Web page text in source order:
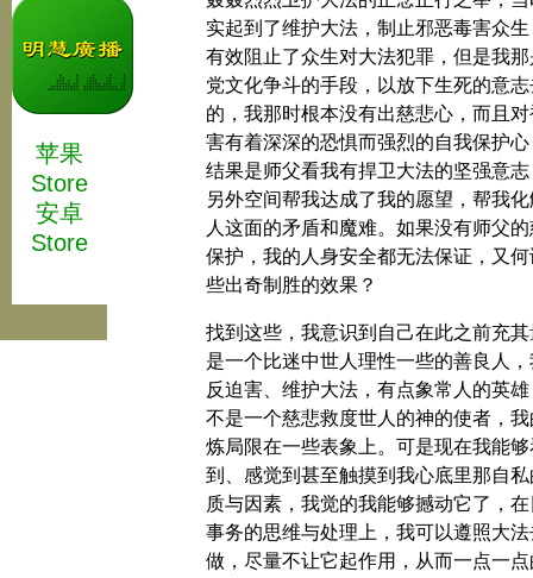
苹果
Store
安卓
Store
实起到了维护大法，制止邪恶毒害众生
有效阻止了众生对大法犯罪，但是我那
党文化争斗的手段，以放下生死的意志
的，我那时根本没有出慈悲心，而且对
害有着深深的恐惧而强烈的自我保护心
结果是师父看我有捍卫大法的坚强意志
另外空间帮我达成了我的愿望，帮我
人这面的矛盾和魔难。如果没有师父
保护，我的人身安全都无法保证，又何
些出奇制胜的效果？
找到这些，我意识到自己在此之前充其
是一个比迷中世人理性一些的善良人，
反迫害、维护大法，有点象常人的英
不是一个慈悲救度世人的神的使者，我
炼局限在一些表象上。可是现在我能够
到、感觉到甚至触摸到我心底里那自私
质与因素，我觉的我能够撼动它了，
事务的思维与处理上，我可以遵照大法
做，尽量不让它起作用，从而一点一点